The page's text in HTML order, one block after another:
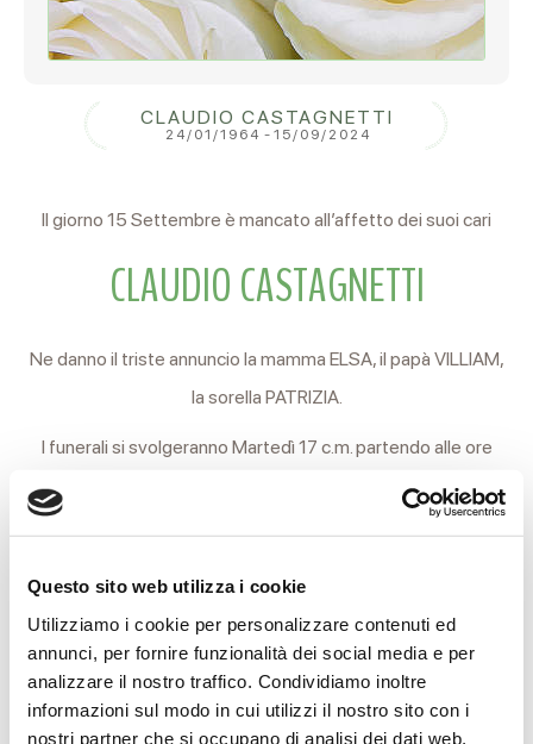
Questo sito web utilizza i cookie
Utilizziamo i cookie per personalizzare contenuti ed
annunci, per fornire funzionalità dei social media e per
analizzare il nostro traffico. Condividiamo inoltre
informazioni sul modo in cui utilizzi il nostro sito con i
nostri partner che si occupano di analisi dei dati web,
CLAUDIO CASTAGNETTI
24/01/1964 - 15/09/2024
Il giorno 15 Settembre è mancato all’affetto dei suoi cari
CLAUDIO CASTAGNETTI
Ne danno il triste annuncio la mamma ELSA, il papà VILLIAM,
la sorella PATRIZIA.
I funerali si svolgeranno Martedì 17 c.m. partendo alle ore
10.30 dall’Hospice Casa Madonna dell’Uliveto in Montericco
di Albinea per la Chiesa interna del cimitero Nuovo di
Si ringraziano anticipatamente coloro che interverranno alla
cerimonia.